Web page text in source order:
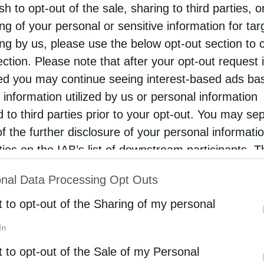
to opt-out of the sale, sharing to third parties,
of your personal or sensitive information for
by us, please use the below opt-out section to
Please note that after your opt-out request
you may continue seeing interest-based ads
information utilized by us or personal information
to third parties prior to your opt-out. You may
the further disclosure of your personal
on the IAB’s list of downstream participants.
of Downstream Participantsthat may further
parties.
Data Processing Opt Outs
to opt-out of the Sharing of my personal
to opt-out of the Sale of my Personal
και Χαλκηδόνος ανακοινώνει ότι η
εκ του πρωτοτύπου που φυλάσσεται στο
καρδίας του Αγίου Λουκά, Αρχιεπισκόπου
θα τίθενται σε προσκύνηση προς
των Τριών Ιεραρχών και του Αγίου
27) έως και το Σάββατο 27 Ιουνίου.
από τις 8:00π.μ. το πρωί έως τη 1:00 το
9:00μ.μ. το βράδυ.
ο Εσπερινός και θα ψάλλεται η Ιερά